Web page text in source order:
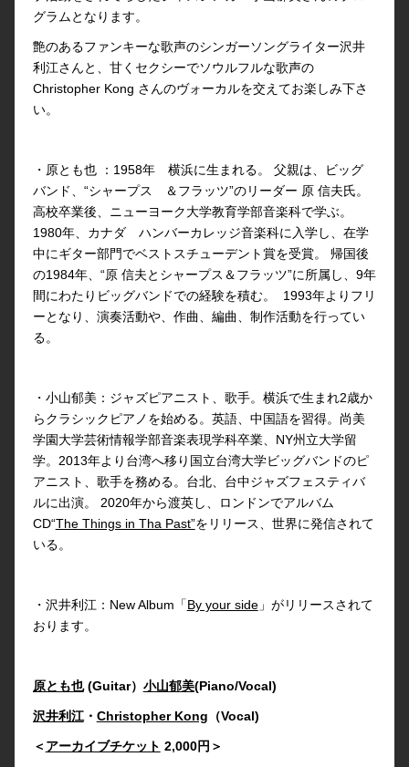
グラムとなります。
艶のあるファンキーな歌声のシンガーソングライター沢井
利江さんと、甘くセクシーでソウルフルな歌声の
Christopher Kong さんのヴォーカルを交えてお楽しみ下さ
い。
・原とも也 ：1958年 横浜に生まれる。 父親は、ビッグ
バンド、“シャープス ＆フラッツ”のリーダー 原 信夫氏。
高校卒業後、ニューヨーク大学教育学部音楽科で学ぶ。
1980年、カナダ ハンバーカレッジ音楽科に入学し、在学
中にギター部門でベストスチューデント賞を受賞。 帰国後
の1984年、“原 信夫とシャープス＆フラッツ”に所属し、9年
間にわたりビッグバンドでの経験を積む。 1993年よりフリ
ーとなり、演奏活動や、作曲、編曲、制作活動を行ってい
る。
・小山郁美：ジャズピアニスト、歌手。横浜で生まれ2歳か
らクラシックピアノを始める。英語、中国語を習得。尚美
学園大学芸術情報学部音楽表現学科卒業、NY州立大学留
学。2013年より台湾へ移り国立台湾大学ビッグバンドのピ
アニスト、歌手を務める。台北、台中ジャズフェスティバ
ルに出演。 2020年から渡英し、ロンドンでアルバム
CD“The Things in Tha Past”をリリース、世界に発信されて
いる。
・沢井利江：New Album「By your side」がリリースされて
おります。
原とも也(Guitar） 小山郁美(Piano/Vocal)
沢井利江・ Christopher Kong （Vocal)
＜ アーカイブチケット 2,000円＞